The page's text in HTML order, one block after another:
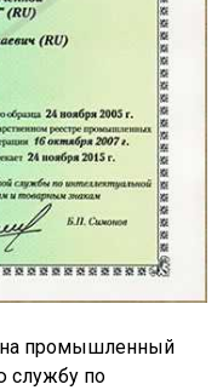
на промышленный
службу по